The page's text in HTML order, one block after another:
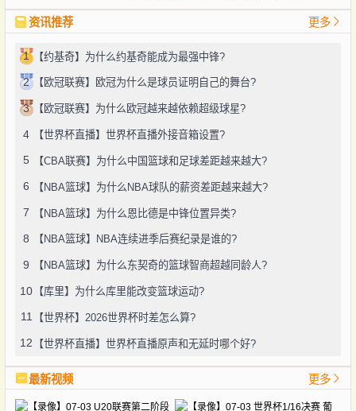
资讯推荐 更多
1 【约基奇】为什么约基奇能成为最强中锋?
2 【欧冠联赛】欧冠为什么是球员证明自己的舞台?
3 【欧冠联赛】为什么欧冠越来越依赖超级球星?
4 【世界杯直播】世界杯直播外接音箱设置?
5 【CBA联赛】为什么中国篮球和足球差距越来越大?
6 【NBA篮球】为什么NBA球队的薪资差距越来越大?
7 【NBA篮球】为什么恩比德是中锋位置异类?
8 【NBA篮球】NBA连续进季后赛纪录是谁的?
9 【NBA篮球】为什么东契奇的篮球智商超越同龄人?
10 【库里】为什么库里能改变篮球运动?
11 【世界杯】2026世界杯时差怎么算?
12 【世界杯直播】世界杯直播原声和无延时哪个好?
最新视频 更多